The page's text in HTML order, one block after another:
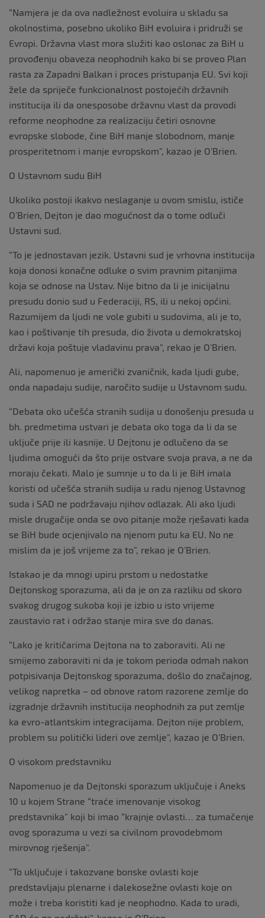
“Namjera je da ova nadležnost evoluira u skladu sa
okolnostima, posebno ukoliko BiH evoluira i pridruži se
Evropi. Državna vlast mora služiti kao oslonac za BiH u
provođenju obaveza neophodnih kako bi se proveo Plan
rasta za Zapadni Balkan i proces pristupanja EU. Svi koji
žele da spriječe funkcionalnost postojećih državnih
institucija ili da onesposobe državnu vlast da provodi
reforme neophodne za realizaciju četiri osnovne
evropske slobode, čine BiH manje slobodnom, manje
prosperitetnom i manje evropskom”, kazao je O’Brien.
O Ustavnom sudu BiH
Ukoliko postoji ikakvo neslaganje u ovom smislu, ističe
O’Brien, Dejton je dao mogućnost da o tome odluči
Ustavni sud.
“To je jednostavan jezik. Ustavni sud je vrhovna institucija
koja donosi konačne odluke o svim pravnim pitanjima
koja se odnose na Ustav. Nije bitno da li je inicijalnu
presudu donio sud u Federaciji, RS, ili u nekoj općini.
Razumijem da ljudi ne vole gubiti u sudovima, ali je to,
kao i poštivanje tih presuda, dio života u demokratskoj
državi koja poštuje vladavinu prava”, rekao je O’Brien.
Ali, napomenuo je američki zvaničnik, kada ljudi gube,
onda napadaju sudije, naročito sudije u Ustavnom sudu.
“Debata oko učešća stranih sudija u donošenju presuda u
bh. predmetima ustvari je debata oko toga da li da se
uključe prije ili kasnije. U Dejtonu je odlučeno da se
ljudima omogući da što prije ostvare svoja prava, a ne da
moraju čekati. Malo je sumnje u to da li je BiH imala
koristi od učešća stranih sudija u radu njenog Ustavnog
suda i SAD ne podržavaju njihov odlazak. Ali ako ljudi
misle drugačije onda se ovo pitanje može rješavati kada
se BiH bude ocjenjivalo na njenom putu ka EU. No ne
mislim da je još vrijeme za to”, rekao je O’Brien.
Istakao je da mnogi upiru prstom u nedostatke
Dejtonskog sporazuma, ali da je on za razliku od skoro
svakog drugog sukoba koji je izbio u isto vrijeme
zaustavio rat i održao stanje mira sve do danas.
“Lako je kritičarima Dejtona na to zaboraviti. Ali ne
smijemo zaboraviti ni da je tokom perioda odmah nakon
potpisivanja Dejtonskog sporazuma, došlo do značajnog,
velikog napretka – od obnove ratom razorene zemlje do
izgradnje državnih institucija neophodnih za put zemlje
ka evro-atlantskim integracijama. Dejton nije problem,
problem su politički lideri ove zemlje”, kazao je O’Brien.
O visokom predstavniku
Napomenuo je da Dejtonski sporazum uključuje i Aneks
10 u kojem Strane “traće imenovanje visokog
predstavnika” koji bi imao “krajnje ovlasti… za tumačenje
ovog sporazuma u vezi sa civilnom provodebmom
mirovnog rješenja”.
“To uključuje i takozvane bonske ovlasti koje
predstavljaju plenarne i dalekosežne ovlasti koje on
može i treba koristiti kad je neophodno. Kada to uradi,